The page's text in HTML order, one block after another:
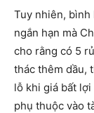
Tuy nhiên, bình
ngắn hạn mà
cho rằng có 5
thác thêm dầu,
lỗ khi giá bất
phụ thuộc vào